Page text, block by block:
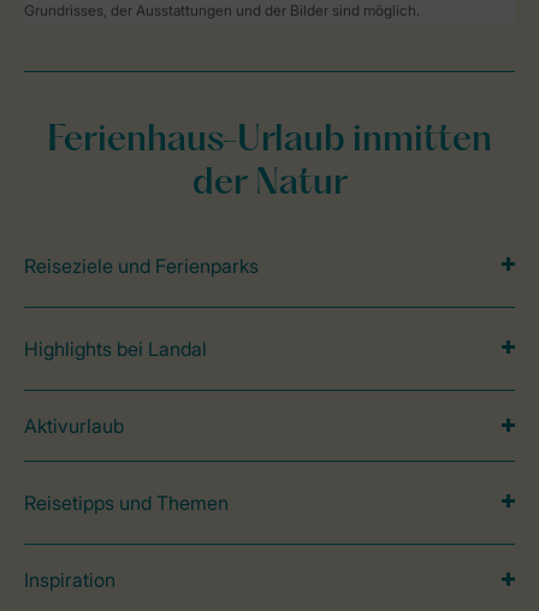
Grundrisses, der Ausstattungen und der Bilder sind möglich.
Ferienhaus-Urlaub inmitten
der Natur
Reiseziele und Ferienparks
Highlights bei Landal
Aktivurlaub
Reisetipps und Themen
Inspiration